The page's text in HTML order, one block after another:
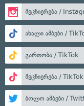
მეცნიერება /
ახალი ამბები /
გართობა / TikTok
მეცნიერება / TikTok
ბოლო ამბები /